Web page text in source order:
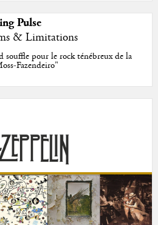
Pulse
& Limitations
souffle pour le rock ténébreux de la
Fazendeiro"